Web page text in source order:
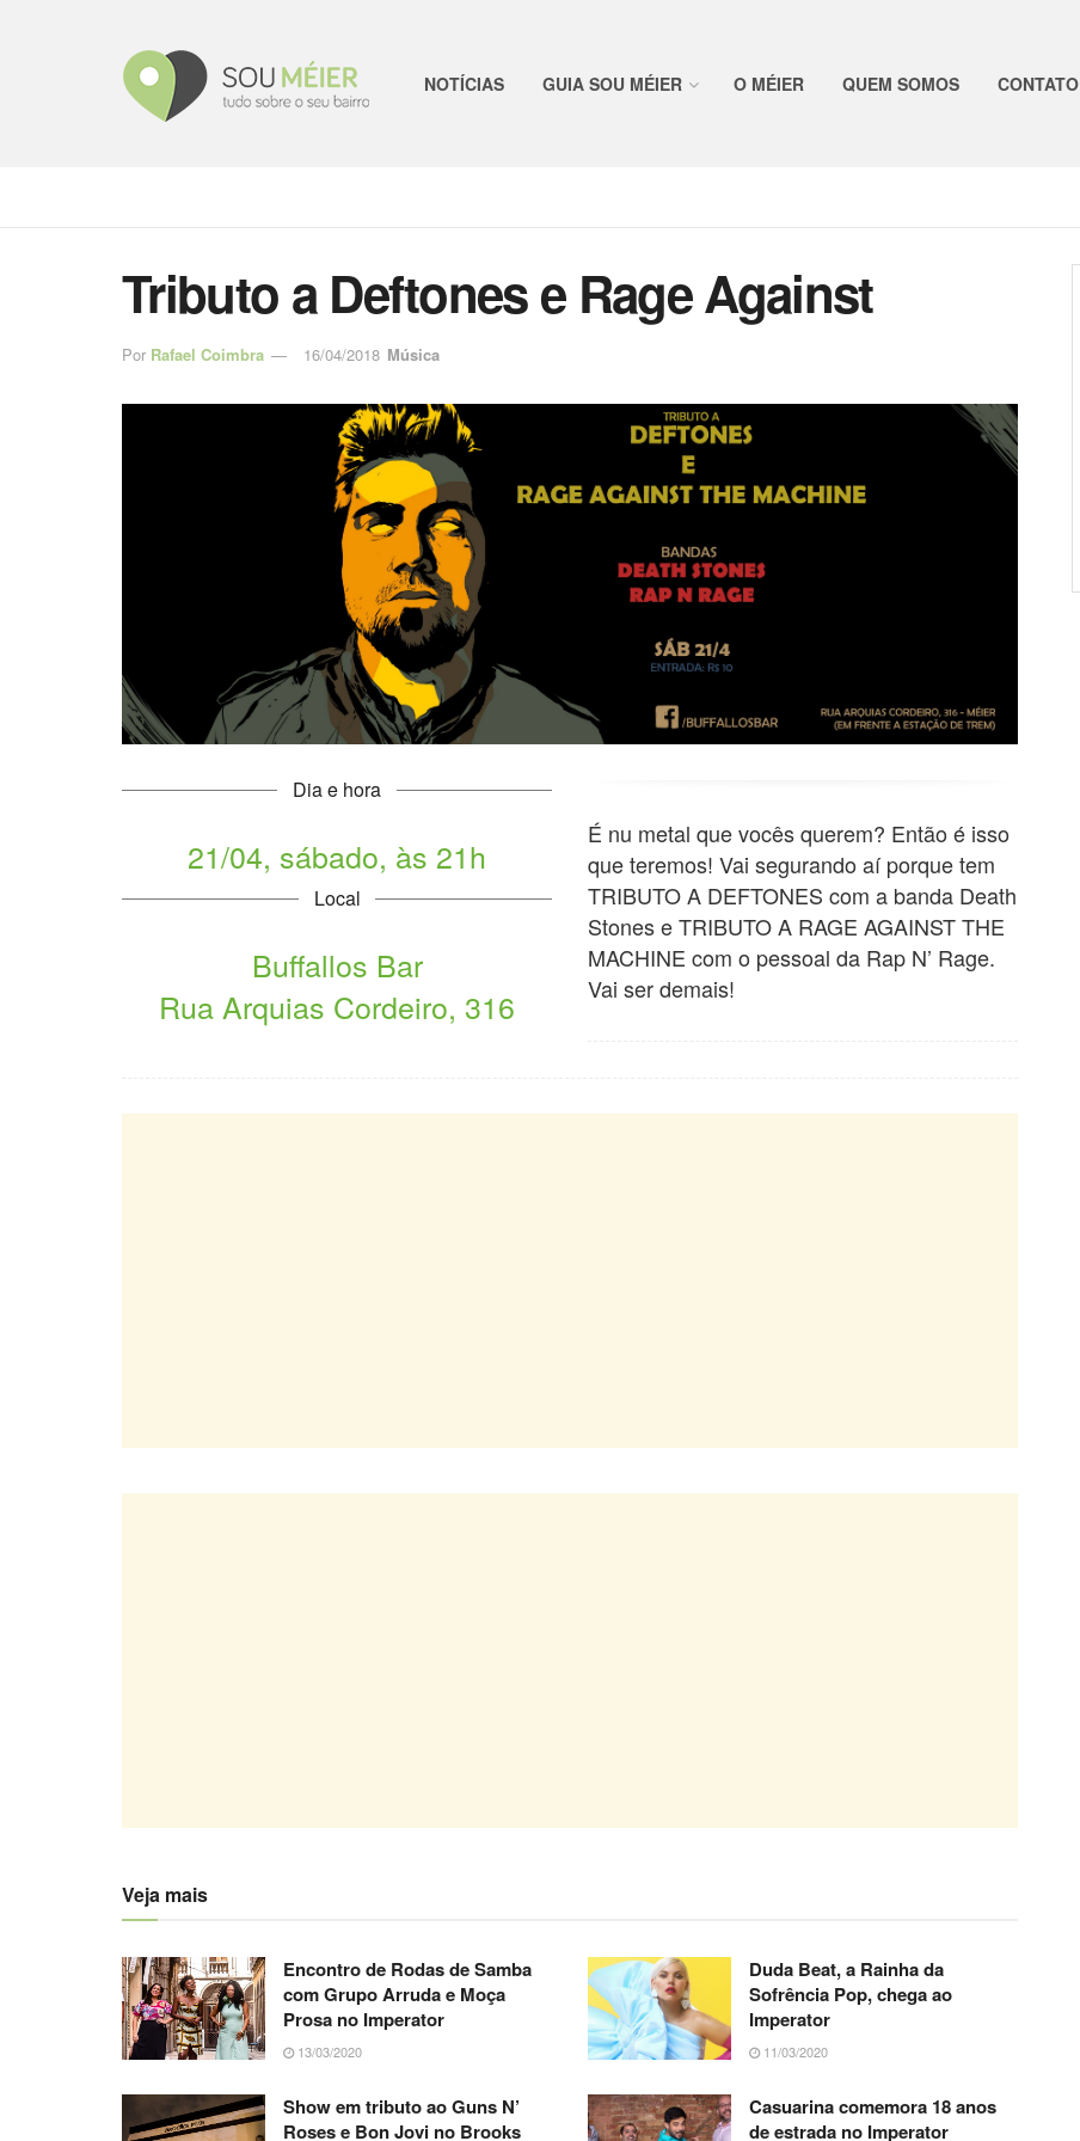
NOTÍCIAS GUIA SOU MÉIER O MÉIER QUEM SOMOS CONTATO
Tributo a Deftones e Rage Against
Por Rafael Coimbra 16/04/2018 Música
Dia e hora
21/04, sábado, às 21h
Local
Buffallos Bar
Rua Arquias Cordeiro, 316
É nu metal que vocês querem? Então é isso
que teremos! Vai segurando aí porque tem
TRIBUTO A DEFTONES com a banda Death
Stones e TRIBUTO A RAGE AGAINST THE
MACHINE com o pessoal da Rap N’ Rage.
Vai ser demais!
Veja mais
Encontro de Rodas de Samba
com Grupo Arruda e Moça
Prosa no Imperator
13/03/2020
Duda Beat, a Rainha da
Sofrência Pop, chega ao
Imperator
11/03/2020
Show em tributo ao Guns N’
Roses e Bon Jovi no Brooks
Casuarina comemora 18 anos
de estrada no Imperator